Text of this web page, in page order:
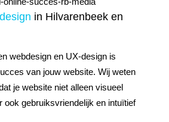
in Hilvarenbeek en
webdesign en UX-design is
van jouw website. Wij weten
je website niet alleen visueel
ook gebruiksvriendelijk en intuïtief